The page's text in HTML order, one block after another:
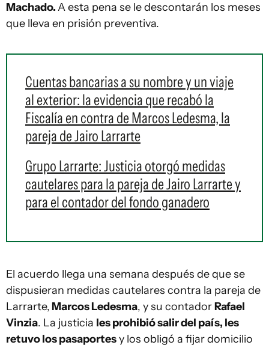
Machado.A esta pena se le descontarán los meses
que lleva en prisión preventiva.
Cuentas bancarias a su nombre y un viaje
al exterior: la evidencia que recabó la
Fiscalía en contra de Marcos Ledesma, la
pareja de Jairo Larrarte
Grupo Larrarte: Justicia otorgó medidas
cautelares para la pareja de Jairo Larrarte y
para el contador del fondo ganadero
El acuerdo llega una semana después de que se
dispusieran medidas cautelares contra la pareja de
Larrarte, Marcos Ledesma, y su contadorRafael
Vinzia. La justicia les prohibió salir del país, les
retuvo los pasaportesy los obligó a fijar domicilio